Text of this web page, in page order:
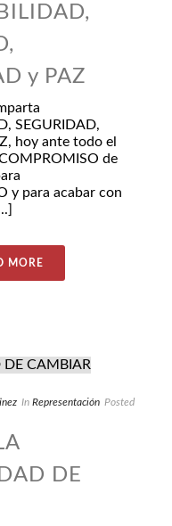
y PAZ
SEGURIDAD,
hoy ante todo el
de
y para acabar con
MORE
In Representación Posted
DE